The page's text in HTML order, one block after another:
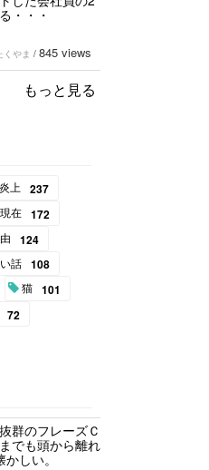
・・・
くやま / 845 views
もっと見る
炎上 237
現在 172
124
話 108
猫 101
72
群のフレーズＣ
でも頭から離れ
しい。